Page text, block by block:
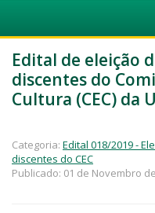
Edital de eleição
discentes do
Cultura (CEC) da
Categoria: Edital 018/2019 -
discentes do CEC
Publicado: 01 de Novembro